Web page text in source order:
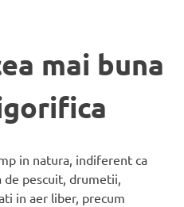
mai buna
in natura, indiferent ca
pescuit, drumetii,
in aer liber, precum